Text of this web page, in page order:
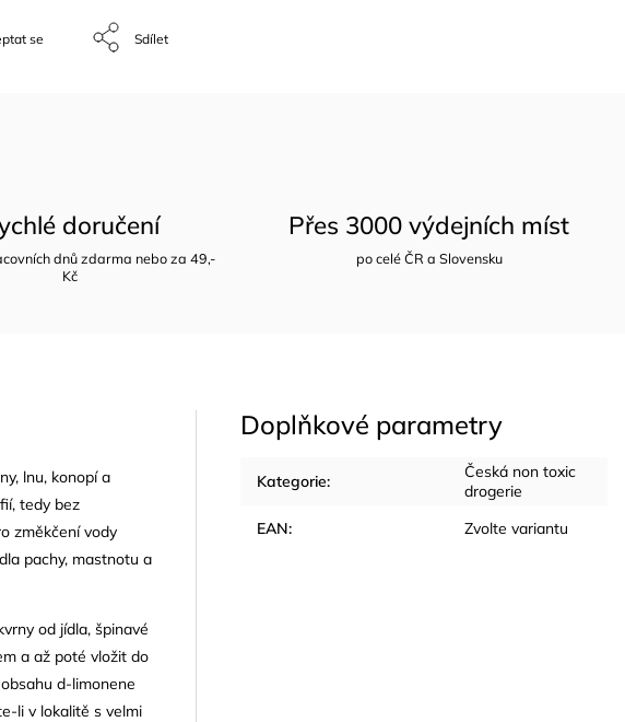
se Sdílet
doručení
dnů zdarma nebo za 49,-
Kč
Přes 3000 výdejních míst
po celé ČR a Slovensku
lnu, konopí a
tedy bez
změkčení vody
pachy, mastnotu a
od jídla, špinavé
a až poté vložit do
d-limonene
li v lokalitě s velmi
Doplňkové parametry
Kategorie:
Česká non toxic
drogerie
EAN: Zvolte variantu